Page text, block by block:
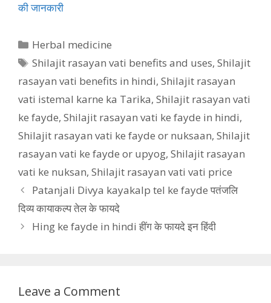
की जानकारी
Categories
Herbal medicine
Tags
Shilajit rasayan vati benefits and uses,Shilajit
rasayan vati benefits in hindi, Shilajit rasayan
vati istemal karne ka Tarika, Shilajit rasayan vati
ke fayde, Shilajit rasayan vati ke fayde in hindi,
Shilajit rasayan vati ke fayde or nuksaan, Shilajit
rasayan vati ke fayde or upyog, Shilajit rasayan
vati ke nuksan, Shilajit rasayan vati vati price
Patanjali Divya kayakalp tel ke fayde पतंजलि
दिव्य कायाकल्प तेल के फायदे
Hing ke fayde in hindi हींग के फायदे इन हिंदी
Leave a Comment